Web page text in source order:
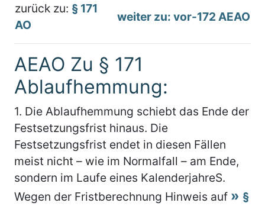
zurück zu: § 171
AO
weiter zu: vor-172 AEAO
AEAO Zu § 171
Ablaufhemmung:
1. Die Ablaufhemmung schiebt das Ende der
Festsetzungsfrist hinaus. Die
Festsetzungsfrist endet in diesen Fällen
meist nicht – wie im Normalfall – am Ende,
sondern im Laufe eines KalenderjahreS.
Wegen der Fristberechnung Hinweis auf
§